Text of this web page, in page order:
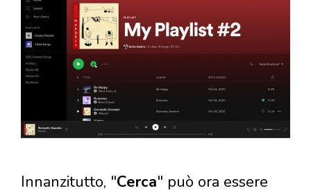
Innanzitutto, "Cerca" può ora essere